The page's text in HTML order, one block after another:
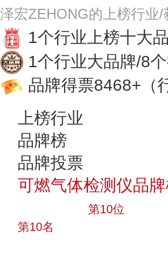
泽宏ZEHONG的上榜行业
1个行业上榜十大
1个行业大品牌/8
品牌得票8468+
上榜行业
品牌榜
品牌投票
可燃气体检测仪品
第10位
第10名